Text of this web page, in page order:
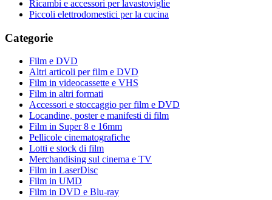
Ricambi e accessori per lavastoviglie
Piccoli elettrodomestici per la cucina
Categorie
Film e DVD
Altri articoli per film e DVD
Film in videocassette e VHS
Film in altri formati
Accessori e stoccaggio per film e DVD
Locandine, poster e manifesti di film
Film in Super 8 e 16mm
Pellicole cinematografiche
Lotti e stock di film
Merchandising sul cinema e TV
Film in LaserDisc
Film in UMD
Film in DVD e Blu-ray